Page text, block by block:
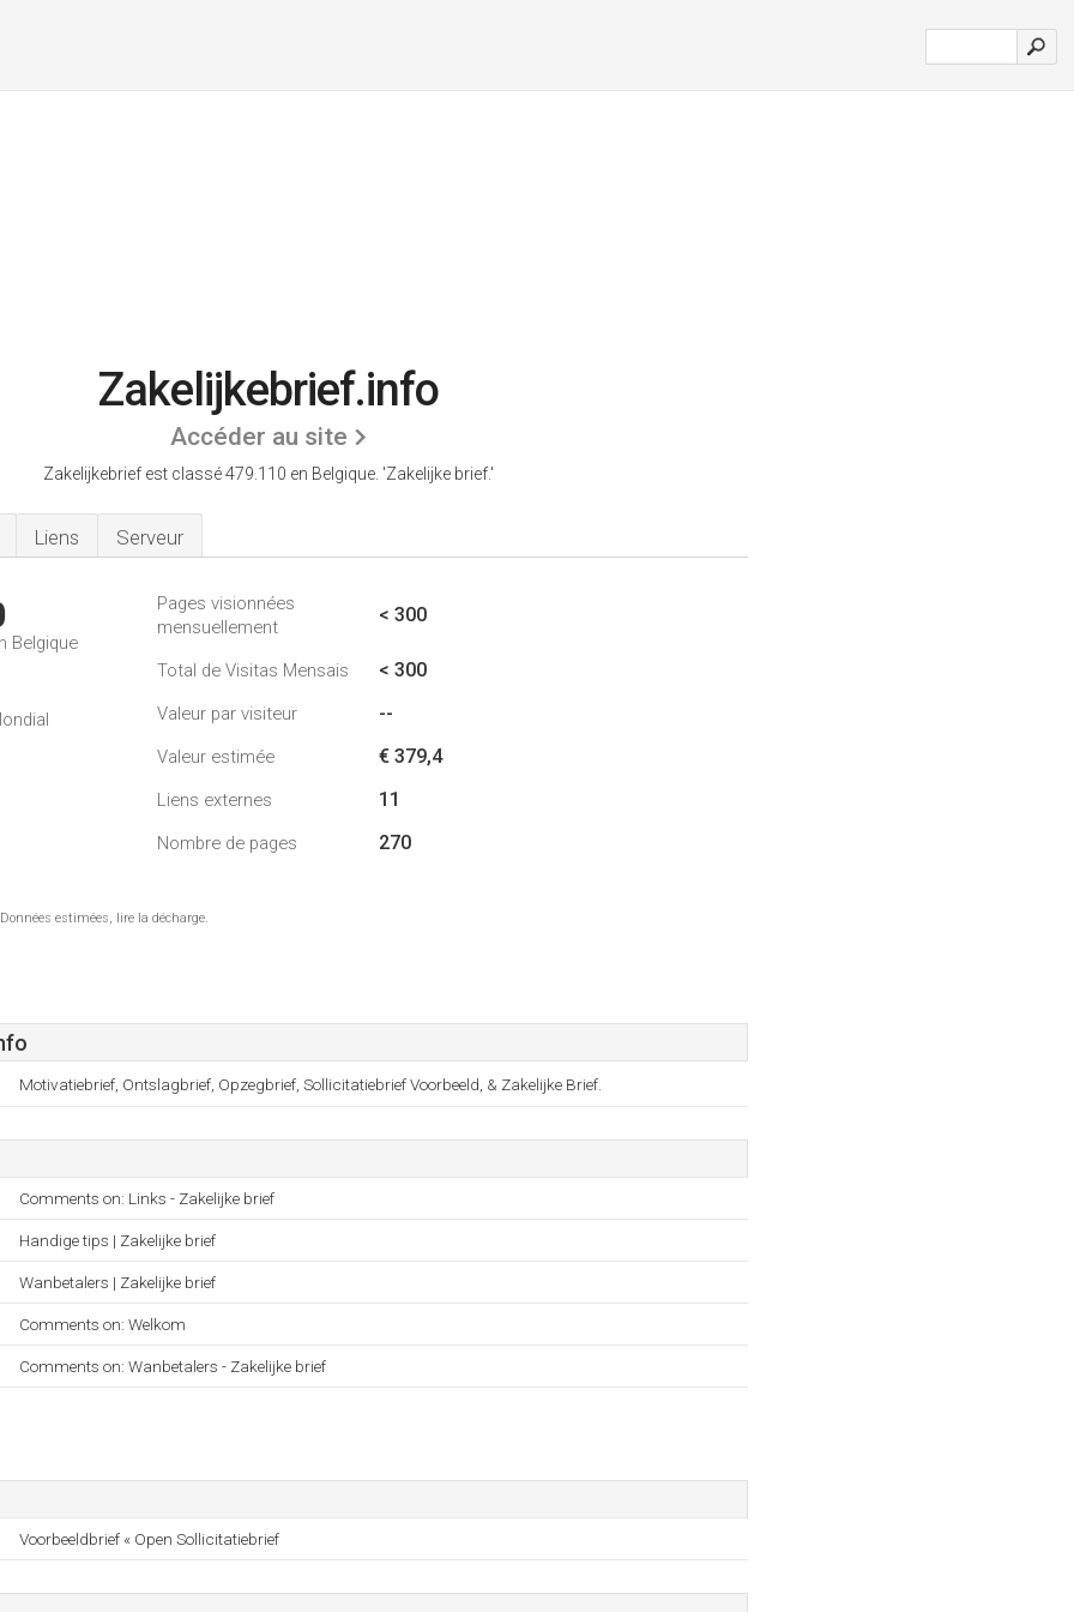
Zakelijkebrief.info
Accéder au site
Zakelijkebrief est classé 479.110 en Belgique. 'Zakelijke brief.'
Liens Serveur
Belgique
Pages visionnées
mensuellement
< 300
Total de Visitas Mensais < 300
Valeur par visiteur --
Valeur estimée € 379,4
Liens externes 11
Nombre de pages 270
estimées, lire la décharge.
Motivatiebrief, Ontslagbrief, Opzegbrief, Sollicitatiebrief Voorbeeld, & Zakelijke Brief.
Comments on: Links - Zakelijke brief
Handige tips | Zakelijke brief
Wanbetalers | Zakelijke brief
Comments on: Welkom
Comments on: Wanbetalers - Zakelijke brief
Voorbeeldbrief « Open Sollicitatiebrief